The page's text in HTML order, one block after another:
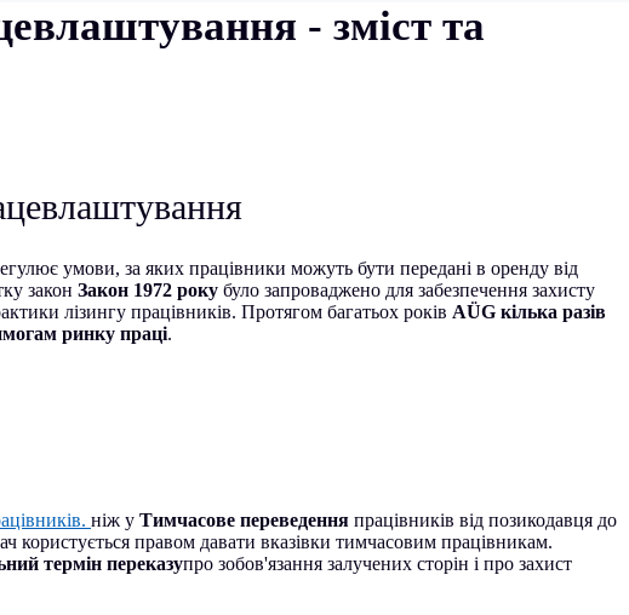
- зміст та
умови, за яких працівники можуть бути передані в оренду від
закон Закон 1972 року було запроваджено для забезпечення захисту
лізингу працівників. Протягом багатьох років AÜG кілька разів
ринку праці.
ніж у Тимчасове переведення працівників від позикодавця до
користується правом давати вказівки тимчасовим працівникам.
термін переказупро зобов'язання залучених сторін і про захист